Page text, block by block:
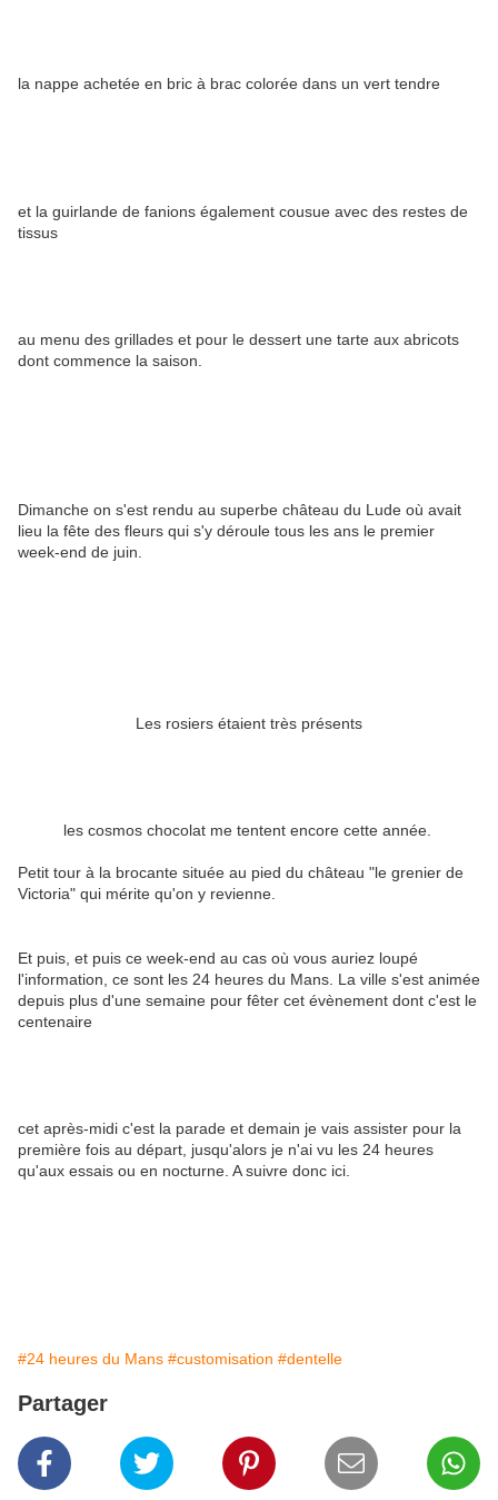
la nappe achetée en bric à brac colorée dans un vert tendre
et la guirlande de fanions également cousue avec des restes de
tissus
au menu des grillades et pour le dessert une tarte aux abricots
dont commence la saison.
Dimanche on s'est rendu au superbe château du Lude où avait
lieu la fête des fleurs qui s'y déroule tous les ans le premier
week-end de juin.
Les rosiers étaient très présents
les cosmos chocolat me tentent encore cette année.
Petit tour à la brocante située au pied du château "le grenier de
Victoria" qui mérite qu'on y revienne.
Et puis, et puis ce week-end au cas où vous auriez loupé
l'information, ce sont les 24 heures du Mans. La ville s'est animée
depuis plus d'une semaine pour fêter cet évènement dont c'est le
centenaire
cet après-midi c'est la parade et demain je vais assister pour la
première fois au départ, jusqu'alors je n'ai vu les 24 heures
qu'aux essais ou en nocturne. A suivre donc ici.
#24 heures du Mans #customisation #dentelle
Partager